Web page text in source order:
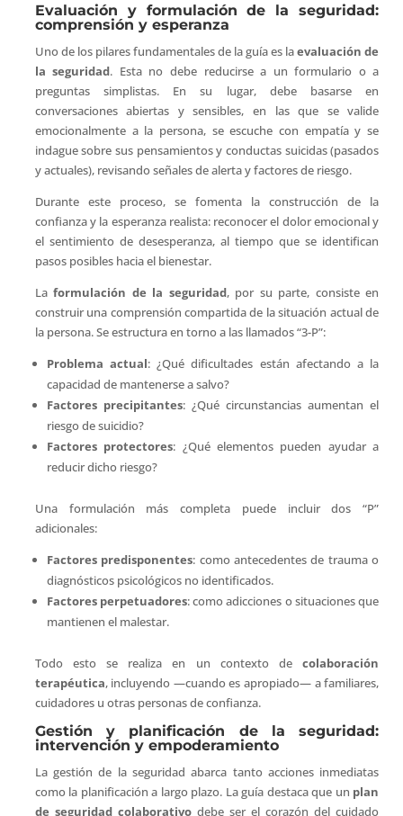
Evaluación y formulación de la seguridad:
comprensión y esperanza
Uno de los pilares fundamentales de la guía es laevaluación de
la seguridad. Esta no debe reducirse a un formulario o a
preguntas simplistas. En su lugar, debe basarse en
conversaciones abiertas y sensibles, en las que se valide
emocionalmente a la persona, se escuche con empatía y se
indague sobre sus pensamientos y conductas suicidas (pasados
y actuales), revisando señales de alerta y factores de riesgo.
Durante este proceso, se fomenta la construcción de la
confianza y la esperanza realista: reconocer el dolor emocional y
el sentimiento de desesperanza, al tiempo que se identifican
pasos posibles hacia el bienestar.
Laformulación de la seguridad, por su parte, consiste en
construir una comprensión compartida de la situación actual de
la persona. Se estructura en torno a las llamados “3-P”:
Problema actual: ¿Qué dificultades están afectando a la
capacidad de mantenerse a salvo?
Factores precipitantes: ¿Qué circunstancias aumentan el
riesgo de suicidio?
Factores protectores: ¿Qué elementos pueden ayudar a
reducir dicho riesgo?
Una formulación más completa puede incluir dos “P”
adicionales:
Factores predisponentes: como antecedentes de trauma o
diagnósticos psicológicos no identificados.
Factores perpetuadores: como adicciones o situaciones que
mantienen el malestar.
Todo esto se realiza en un contexto decolaboración
terapéutica, incluyendo —cuando es apropiado— a familiares,
cuidadores u otras personas de confianza.
Gestión y planificación de la seguridad:
intervención y empoderamiento
La gestión de la seguridad abarca tanto acciones inmediatas
como la planificación a largo plazo. La guía destaca que un plan
de seguridad colaborativodebe ser el corazón del cuidado